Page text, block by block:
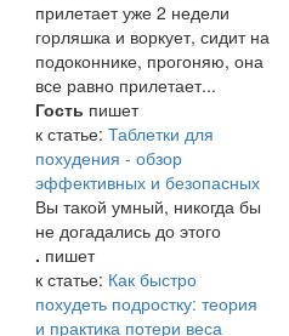
прилетает уже 2 недели
горляшка и воркует, сидит на
подоконнике, прогоняю, она
все равно прилетает...
Гость пишет
к статье: Таблетки для
похудения - обзор
эффективных и безопасных
Вы такой умный, никогда бы
не догадались до этого
. пишет
к статье: Как быстро
похудеть подростку: теория
и практика потери веса